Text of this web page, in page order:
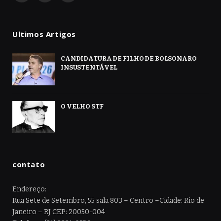
Ultimos Artigos
CANDIDATURA DE FILHO DE BOLSONARO
INSUSTENTÁVEL
O VELHO STF
contato
Endereço:
Rua Sete de Setembro, 55 sala 803 – Centro –Cidade: Rio de
Janeiro – RJ CEP: 20050-004